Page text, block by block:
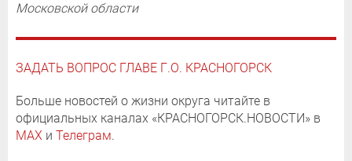
Московской области
ЗАДАТЬ ВОПРОС ГЛАВЕ Г.О. КРАСНОГОРСК
Больше новостей о жизни округа читайте в
официальных каналах «КРАСНОГОРСК.НОВОСТИ» в
MAX и Телеграм.